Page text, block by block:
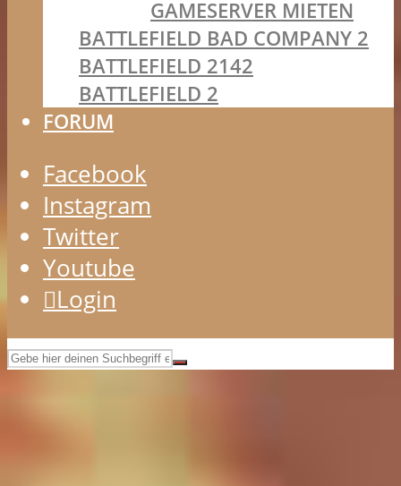
GAMESERVER MIETEN
BATTLEFIELD BAD COMPANY 2
BATTLEFIELD 2142
BATTLEFIELD 2
FORUM
Facebook
Instagram
Twitter
Youtube
Login